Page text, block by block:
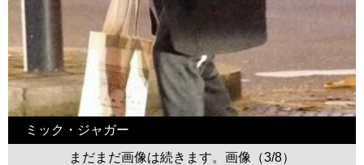
ミック・ジャガー
まだまだ画像は続きます。画像（3/8）